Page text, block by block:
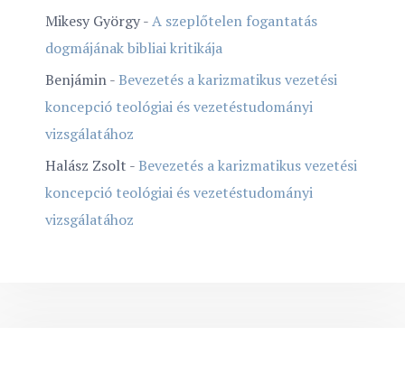
Mikesy György-A szeplőtelen fogantatás
dogmájának bibliai kritikája
Benjámin-Bevezetés a karizmatikus vezetési
koncepció teológiai és vezetéstudományi
vizsgálatához
Halász Zsolt -Bevezetés a karizmatikus vezetési
koncepció teológiai és vezetéstudományi
vizsgálatához